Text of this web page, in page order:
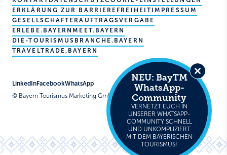
ERKLÄRUNG ZUR BARRIEREFREIHEITIMPRESSUM
GESELLSCHAFTERAUFTRAGSVERGABE
ERLEBE.BAYERN MEET.BAYERN
DIE-TOURISMUSBRANCHE.BAYERN
TRAVELTRADE.BAYERN
LinkedInFacebookWhatsApp
© Bayern Tourismus Marketing GmbH
Close
this
module
NEU: BayTM
WhatsApp-
Community
VERNETZT EUCH IN
UNSERER WHATSAPP-
COMMUNITY SCHNELL
UND UNKOMPLIZIERT
MIT DEM BAYERISCHEN
TOURISMUS!